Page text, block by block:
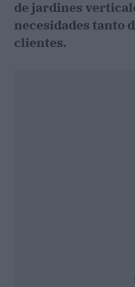
de jardines
necesidades tanto
clientes.